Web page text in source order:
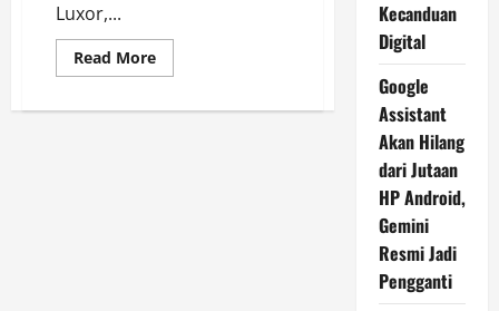
Luxor,...
Read MoreRead
more
Firaun
Kecanduan
Digital
Google
Assistant
Akan Hilang
dari Jutaan
HP Android,
Gemini
Resmi Jadi
Pengganti